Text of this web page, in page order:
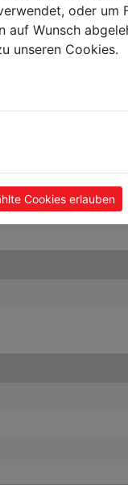
oder um
auf Wunsch
unseren Cookies.
Cookies erlauben